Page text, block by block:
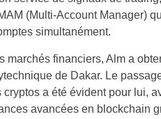
(Multi-Account Manager)
simultanément.
marchés financiers, Alm a
de Dakar. Le
cryptos a été évident pour lui,
avancées en blockchain